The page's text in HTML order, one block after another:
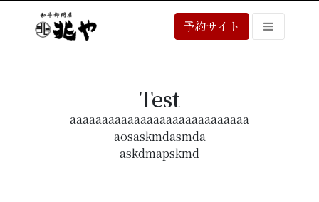
予約サイト
Test
aaaaaaaaaaaaaaaaaaaaaaaaaaaa
aosaskmdasmda
askdmapskmd